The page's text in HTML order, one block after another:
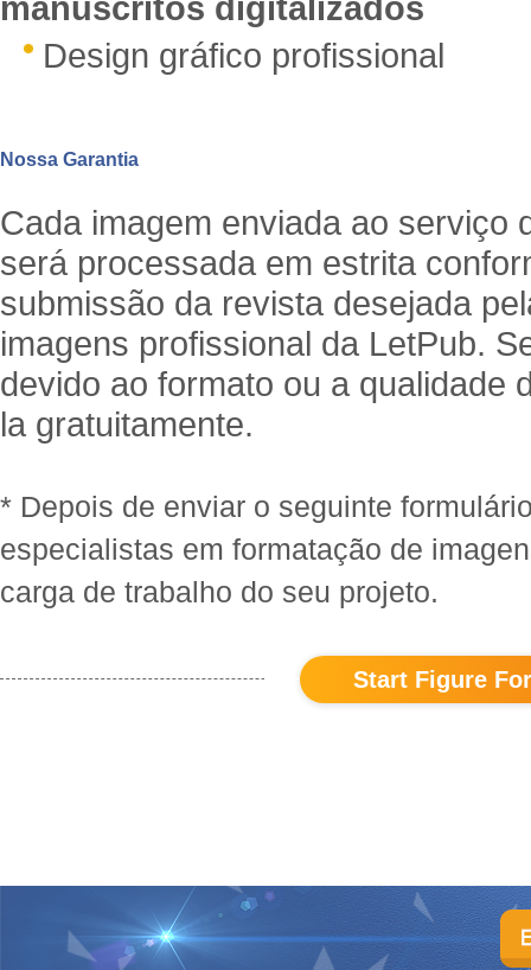
manuscritos digitalizados
Design gráfico profissional
Nossa Garantia
Cada imagem enviada ao serviço
será processada em estrita
submissão da revista desejada
imagens profissional da LetPub.
devido ao formato ou a qualidade
la gratuitamente.
* Depois de enviar o seguinte
especialistas em formatação de
carga de trabalho do seu projeto.
Start Figure